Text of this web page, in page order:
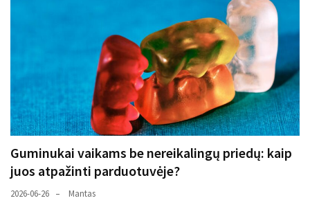
Guminukai vaikams be nereikalingų priedų: kaip
juos atpažinti parduotuvėje?
2026-06-26 Mantas